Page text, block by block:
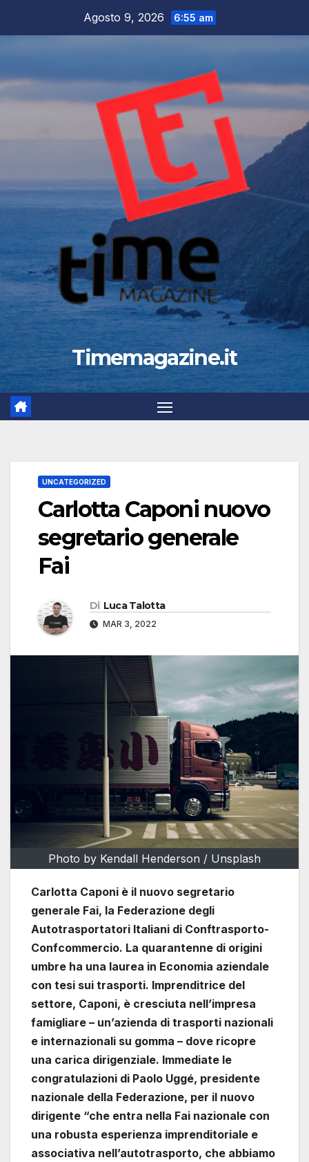
Agosto 9, 2026 6:55 am
Timemagazine.it
UNCATEGORIZED
Carlotta Caponi nuovo
segretario generale
Fai
Di Luca Talotta
MAR 3, 2022
Photo by Kendall Henderson / Unsplash
Carlotta Caponi è il nuovo segretario
generale Fai, la Federazione degli
Autotrasportatori Italiani di Conftrasporto-
Confcommercio. La quarantenne di origini
umbre ha una laurea in Economia aziendale
con tesi sui trasporti. Imprenditrice del
settore, Caponi, è cresciuta nell’impresa
famigliare – un’azienda di trasporti nazionali
e internazionali su gomma – dove ricopre
una carica dirigenziale. Immediate le
congratulazioni di Paolo Uggé, presidente
nazionale della Federazione, per il nuovo
dirigente “che entra nella Fai nazionale con
una robusta esperienza imprenditoriale e
associativa nell’autotrasporto, che abbiamo